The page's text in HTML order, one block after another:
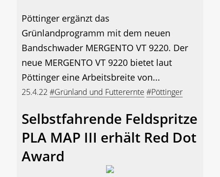
Pöttinger ergänzt das
Grünlandprogramm mit dem neuen
Bandschwader MERGENTO VT 9220. Der
neue MERGENTO VT 9220 bietet laut
Pöttinger eine Arbeitsbreite von...
25.4.22 #Grünland und Futterernte #Pöttinger
Selbstfahrende Feldspritze
PLA MAP III erhält Red Dot
Award